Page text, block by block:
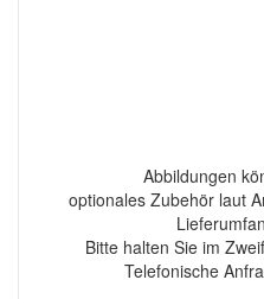
Abbildungen
optionales Zubehör laut
Bitte halten Sie im
Telefonische